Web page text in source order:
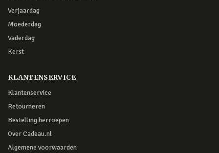
Verjaardag
Moederdag
Vaderdag
Kerst
KLANTENSERVICE
Klantenservice
Retourneren
Bestelling herroepen
Over Cadeau.nl
Algemene voorwaarden